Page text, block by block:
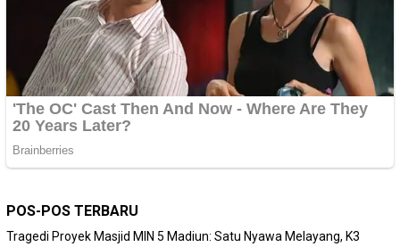
POS-POS TERBARU
Tragedi Proyek Masjid MIN 5 Madiun: Satu Nyawa Melayang, K3